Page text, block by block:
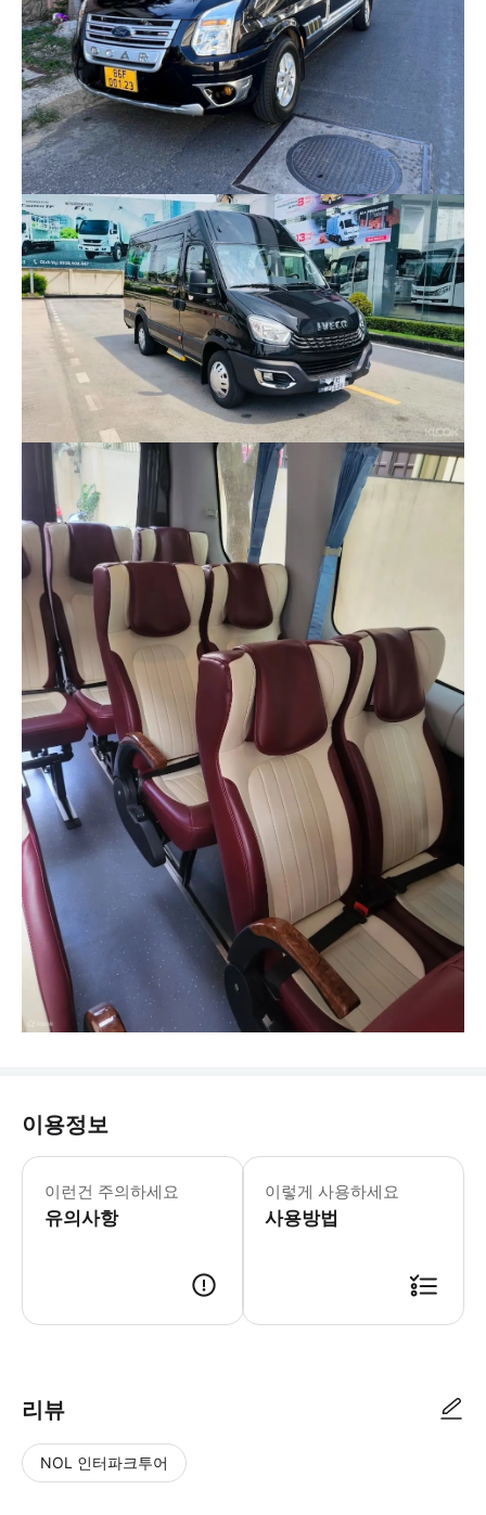
이용정보
이런건 주의하세요
유의사항
- 추가정보 * 사진에 표시된 차량 모델
이렇게 사용하세요
사용방법
리뷰
NOL 인터파크투어